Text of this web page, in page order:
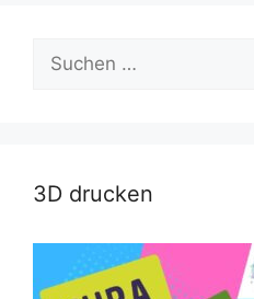
nach:
3D drucken